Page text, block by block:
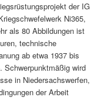
der IG
Ni365,
als 80 Abbildungen ist
technische
ab etwa 1937 bis
Schwerpunktmäßig wird
in Niedersachswerfen,
der Arbeit